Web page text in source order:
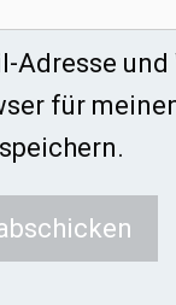
Adresse
für